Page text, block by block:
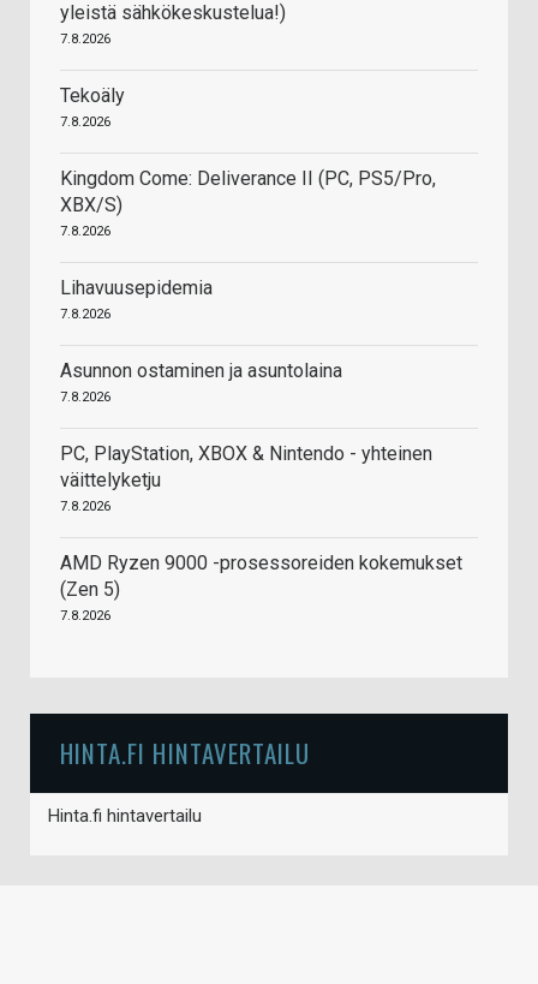
yleistä sähkökeskustelua!)
7.8.2026
Tekoäly
7.8.2026
Kingdom Come: Deliverance II (PC, PS5/Pro,
XBX/S)
7.8.2026
Lihavuusepidemia
7.8.2026
Asunnon ostaminen ja asuntolaina
7.8.2026
PC, PlayStation, XBOX & Nintendo - yhteinen
väittelyketju
7.8.2026
AMD Ryzen 9000 -prosessoreiden kokemukset
(Zen 5)
7.8.2026
HINTA.FI HINTAVERTAILU
Hinta.fi hintavertailu